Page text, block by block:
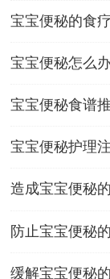
宝宝便秘的食
宝宝便秘怎么
宝宝便秘食谱
宝宝便秘护理
造成宝宝便秘
防止宝宝便秘
缓解宝宝便秘